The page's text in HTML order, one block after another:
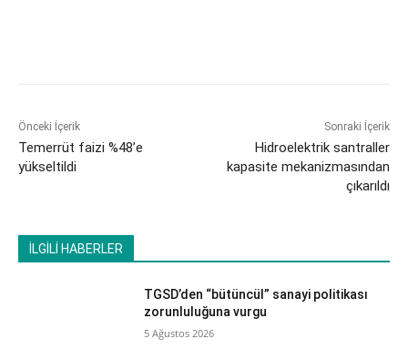
Önceki İçerik
Temerrüt faizi %48’e
yükseltildi
Sonraki İçerik
Hidroelektrik santraller
kapasite mekanizmasından
çıkarıldı
İLGİLİ HABERLER
TGSD’den “bütüncül” sanayi politikası
zorunluluğuna vurgu
5 Ağustos 2026